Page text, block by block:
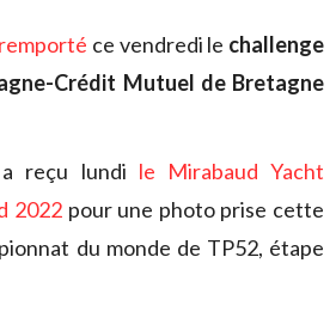
ce vendredi le challenge
Crédit Mutuel de Bretagne
a reçu lundi le Mirabaud Yacht
2022pour une photo prise cette
du monde de TP52, étape